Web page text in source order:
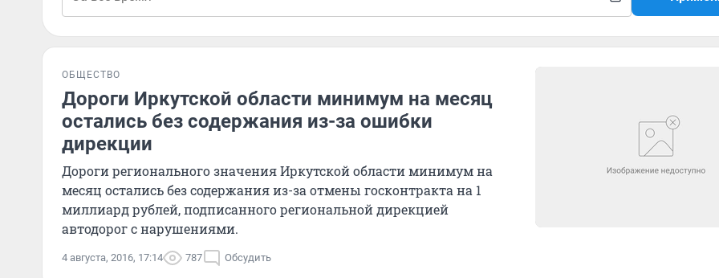
ОБЩЕСТВО
Дороги Иркутской области минимум на месяц
остались без содержания из-за ошибки
дирекции
Дороги регионального значения Иркутской области минимум на
месяц остались без содержания из-за отмены госконтракта на 1
миллиард рублей, подписанного региональной дирекцией
автодорог с нарушениями.
4 августа, 2016, 17:14 787 Обсудить